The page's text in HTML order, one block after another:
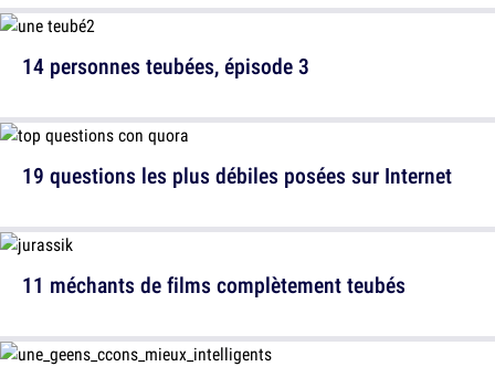
19 questions les plus débiles posées sur Internet
14 personnes teubées, épisode 3
11 méchants de films complètement teubés